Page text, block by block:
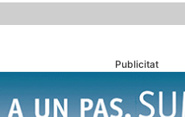
Publicitat